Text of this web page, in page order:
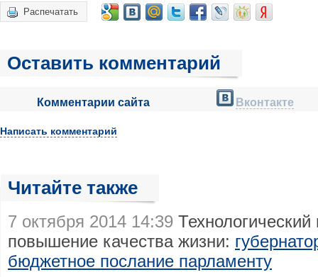
Распечатать
Оставить комментарий
Комментарии сайта Вконтакте
Написать комментарий
Читайте также
7 октября 2014 14:39
повышение качества жизни:
бюджетное послание парламенту